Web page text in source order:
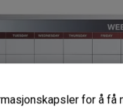
for å få